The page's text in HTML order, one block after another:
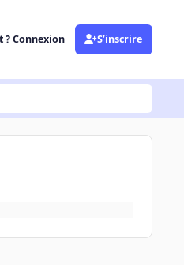
Connexion S’inscrire